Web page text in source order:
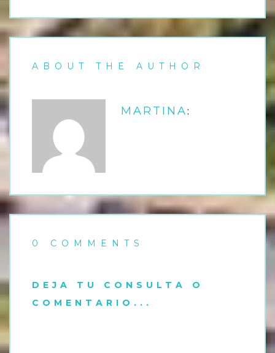
ABOUT THE AUTHOR
MARTINA:
0 COMMENTS
DEJA TU CONSULTA O
COMENTARIO...